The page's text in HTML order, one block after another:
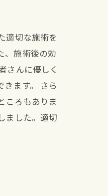
適切な施術を
、施術後の効
さんに優しく
ます。 さら
ころもありま
ました。適切